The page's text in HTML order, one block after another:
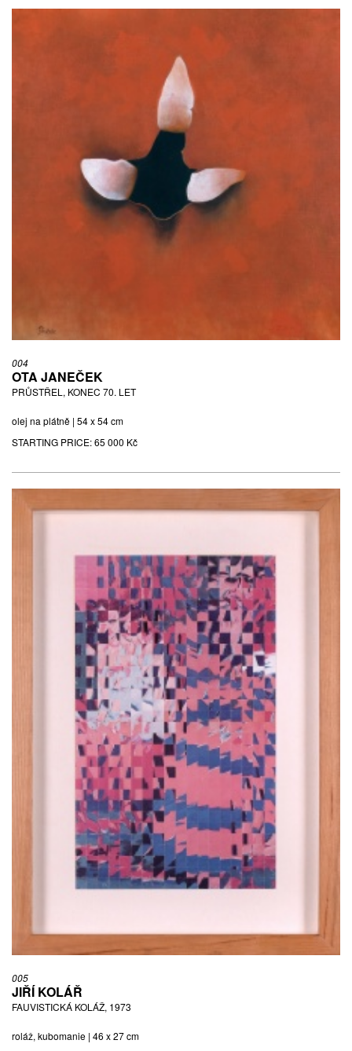
004
OTA JANEČEK
PRŮSTŘEL, KONEC 70. LET
olej na plátně | 54 x 54 cm
STARTING PRICE:65 000 Kč
005
JIŘÍ KOLÁŘ
FAUVISTICKÁ KOLÁŽ, 1973
roláž, kubomanie | 46 x 27 cm